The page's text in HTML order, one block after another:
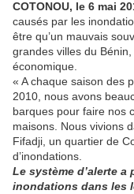
COTONOU, le 6 mai
causés par les
être qu’un mauvais
grandes villes du
économique.
« A chaque saison des
2010, nous avons
barques pour faire nos
maisons. Nous vivions
Fifadji, un quartier de
d’inondations.
Le système d’alerte
inondations dans les